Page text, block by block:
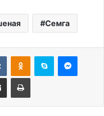
Семга
ВконтактеОдноклассники
Skype
Поделиться через электронную почту Печатать